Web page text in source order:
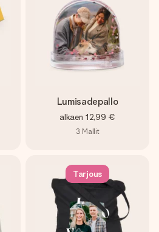
Lumisadepallo
alkaen 12,99 €
3 Mallit
Tarjous